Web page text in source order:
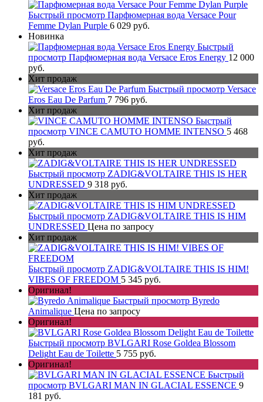
Быстрый просмотр Парфюмерная вода Versace Pour
Femme Dylan Purple 6 029 руб.
Новинка
Быстрый
просмотр Парфюмерная вода Versace Eros Energy 12 000
руб.
Хит продаж
Быстрый просмотр Versace
Eros Eau De Parfum 7 796 руб.
Хит продаж
Быстрый
просмотр VINCE CAMUTO HOMME INTENSO 5 468
руб.
Хит продаж
Быстрый просмотр ZADIG&VOLTAIRE THIS IS HER
UNDRESSED 9 318 руб.
Хит продаж
Быстрый просмотр ZADIG&VOLTAIRE THIS IS HIM
UNDRESSED Цена по запросу
Хит продаж
Быстрый просмотр ZADIG&VOLTAIRE THIS IS HIM!
VIBES OF FREEDOM 5 345 руб.
Оригинал!
Быстрый просмотр Byredo
Animalique Цена по запросу
Оригинал!
Быстрый просмотр BVLGARI Rose Goldea Blossom
Delight Eau de Toilette 5 755 руб.
Оригинал!
Быстрый
просмотр BVLGARI MAN IN GLACIAL ESSENCE 9
181 руб.